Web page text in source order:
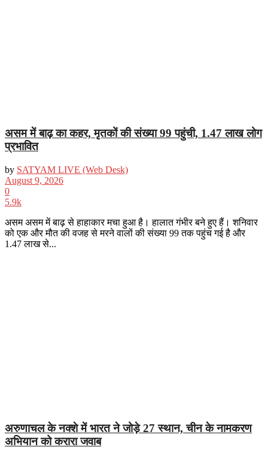
असम में बाढ़ का कहर, मृतकों की संख्या 99 पहुंची, 1.47 लाख लोग
प्रभावित
by SATYAM LIVE (Web Desk)
August 9, 2026
0
5.9k
असम असम में बाढ़ से हाहाकार मचा हुआ है। हालात गंभीर बने हुए हैं। शनिवार
को एक और मौत की वजह से मरने वालों की संख्या 99 तक पहुंच गई है और
1.47 लाख से...
अरुणाचल के नक्शे में भारत ने जोड़े 27 स्थान, चीन के नामकरण
अभियान को करारा जवाब